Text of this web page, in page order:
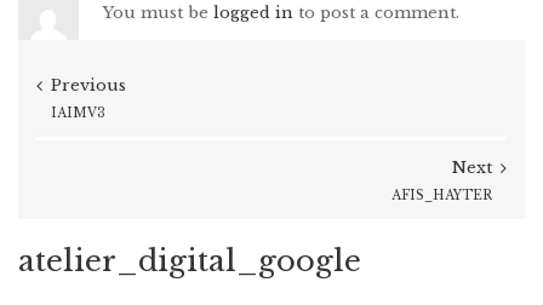
You must be logged in to post a comment.
Previous
IAIMV3
Next
AFIS_HAYTER
atelier_digital_google